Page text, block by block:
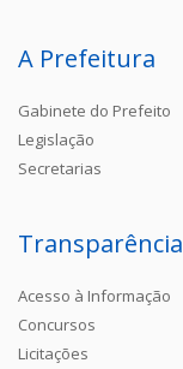
A Prefeitura
Gabinete do Prefeito
Legislação
Secretarias
Transparência
Acesso à Informação
Concursos
Licitações